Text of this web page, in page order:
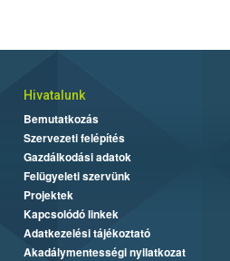
Hivatalunk
Bemutatkozás
Szervezeti felépítés
Gazdálkodási adatok
Felügyeleti szervünk
Projektek
Kapcsolódó linkek
Adatkezelési tájékoztató
Akadálymentességi nyilatkozat